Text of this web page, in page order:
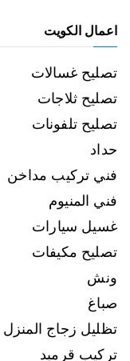
اعمال الكويت
تصليح غسالات
تصليح ثلاجات
تصليح تلفونات
حداد
فني تركيب مداخن
فني المنيوم
غسيل سيارات
تصليح مكيفات
ونش
صباغ
تظليل زجاج المنزل
تركيب قرميد